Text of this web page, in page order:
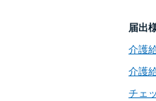
届出
介護
介護
チェ